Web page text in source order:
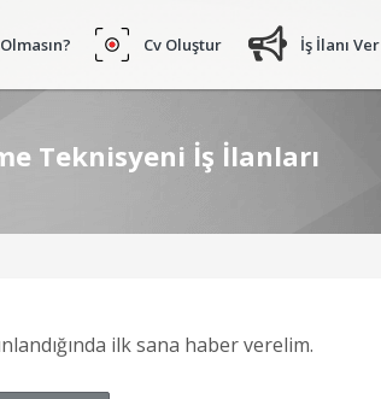
Cv Oluştur İş İlanı Ver
Teknisyeni İş İlanları
ilk sana haber verelim.